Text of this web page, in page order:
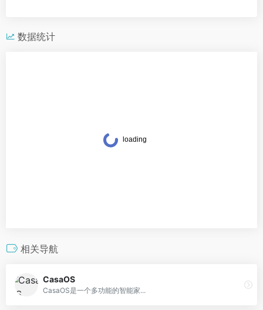
数据统计
相关导航
CasaOS
CasaOS是一个多功能的智能家...